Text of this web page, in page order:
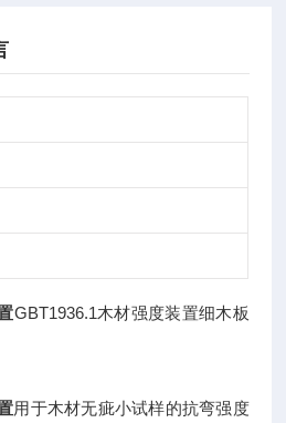
GBT1936.1木材强度装置细木板
用于木材无疵小试样的抗弯强度